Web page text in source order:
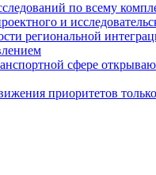
по всему
и
региональной
сфере
приоритетов